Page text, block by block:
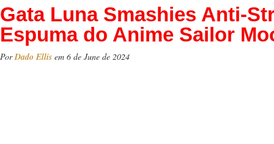
Gata Luna Smashies Anti-
Espuma do Anime Sailor
PorDado Ellis em 6 de June de 2024